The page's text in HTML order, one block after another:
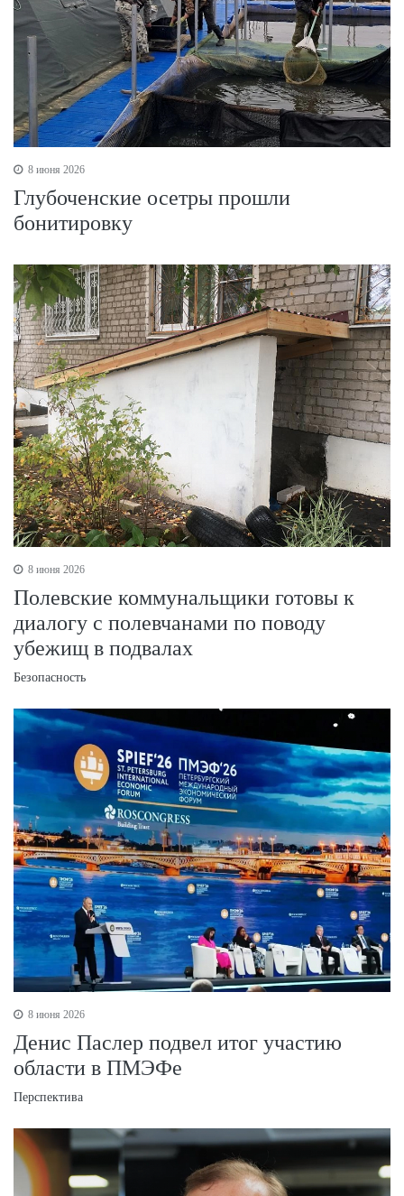
8 июня 2026
Глубоченские осетры прошли
бонитировку
8 июня 2026
Полевские коммунальщики готовы к
диалогу с полевчанами по поводу
убежищ в подвалах
Безопасность
8 июня 2026
Денис Паслер подвел итог участию
области в ПМЭФе
Перспектива